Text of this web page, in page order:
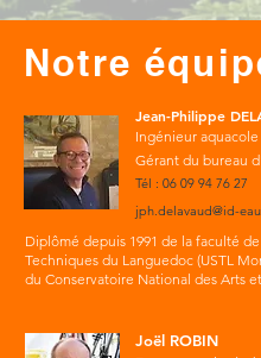
Notre
Jean-Philippe
Ingénieur aquacole
Gérant du bureau
Tél : 06 09 94 76 27
jph.delavaud@id-
Diplômé depuis 1991 de la faculté
Techniques du Languedoc (USTL
du Conservatoire National des Arts
Joël ROBIN